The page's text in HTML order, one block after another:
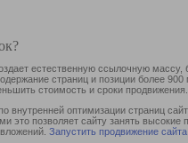
естественную ссылочную
страниц и позиции более
стоимость и сроки продвижения.
внутренней оптимизации страниц
это позволяет сайту занять
Запустить продвижение сайта